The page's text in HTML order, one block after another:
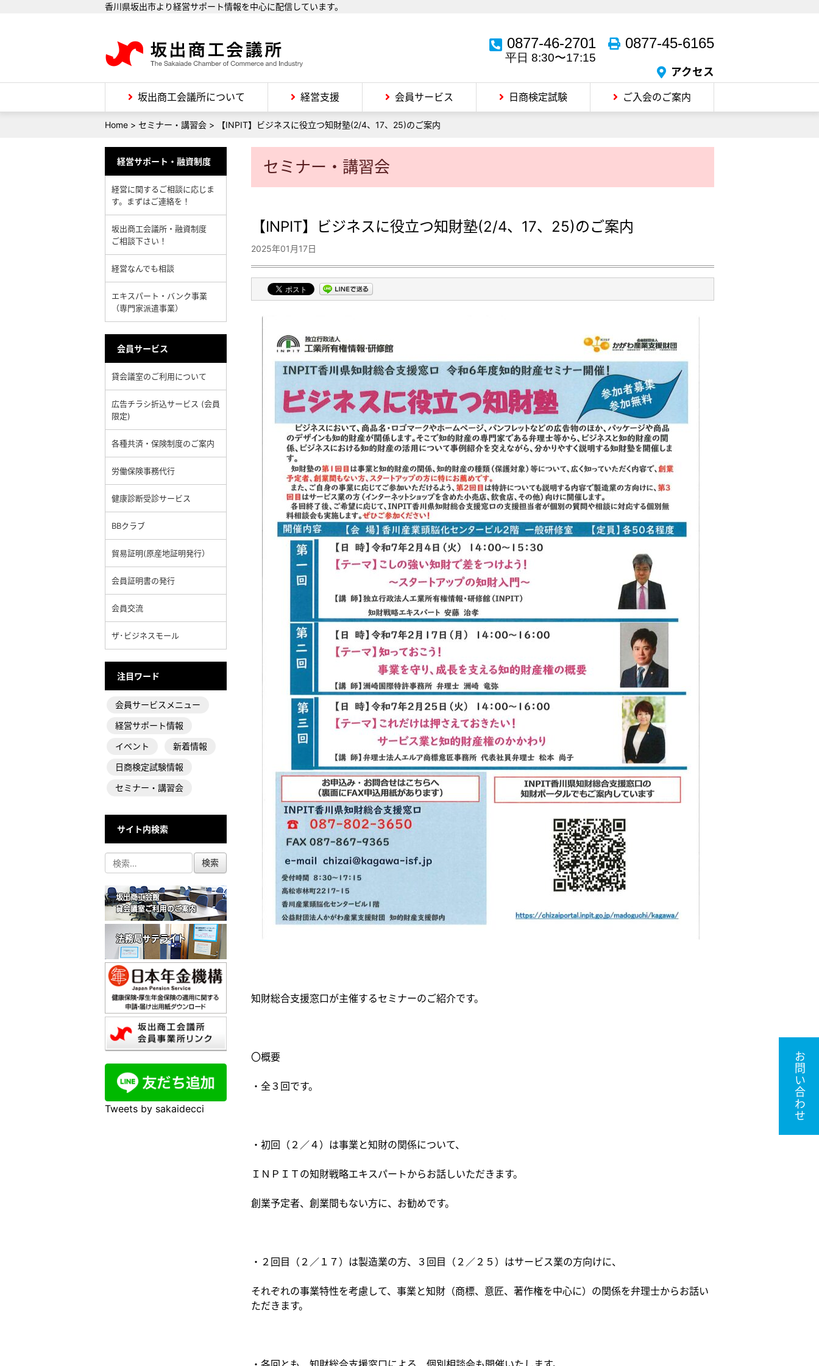
香川県坂出市より経営サポート情報を中心に配信しています。
0877-46-2701
平日 8:30〜17:15
0877-45-6165
アクセス
坂出商工会議所について 経営支援 会員サービス 日商検定試験 ご入会のご案内
Home > セミナー・講習会 > 【INPIT】ビジネスに役立つ知財塾(2/4、17、25)のご案内
セミナー・講習会
【INPIT】ビジネスに役立つ知財塾(2/4、17、25)のご案内
2025年01月17日
知財総合支援窓口が主催するセミナーのご紹介です。
〇概要
・全３回です。
・初回（２／４）は事業と知財の関係について、
ＩＮＰＩＴの知財戦略エキスパートからお話しいただきます。
創業予定者、創業間もない方に、お勧めです。
・２回目（２／１７）は製造業の方、３回目（２／２５）はサービス業の方向けに、
それぞれの事業特性を考慮して、事業と知財（商標、意匠、著作権を中心に）の関係を弁理士からお話い
ただきます。
経営サポート・融資制度
経営に関するご相談に応じま
す。まずはご連絡を！
坂出商工会議所・融資制度
ご相談下さい！
経営なんでも相談
エキスパート・バンク事業
（専門家派遣事業）
会員サービス
貸会議室のご利用について
広告チラシ折込サービス (会員
限定)
各種共済・保険制度のご案内
労働保険事務代行
健康診断受診サービス
BBクラブ
貿易証明(原産地証明発行）
会員証明書の発行
会員交流
ザ･ビジネスモール
注目ワード
会員サービスメニュー
経営サポート情報
イベント
新着情報
日商検定試験情報
セミナー・講習会
サイト内検索
Tweets by sakaidecci お問い合わせ